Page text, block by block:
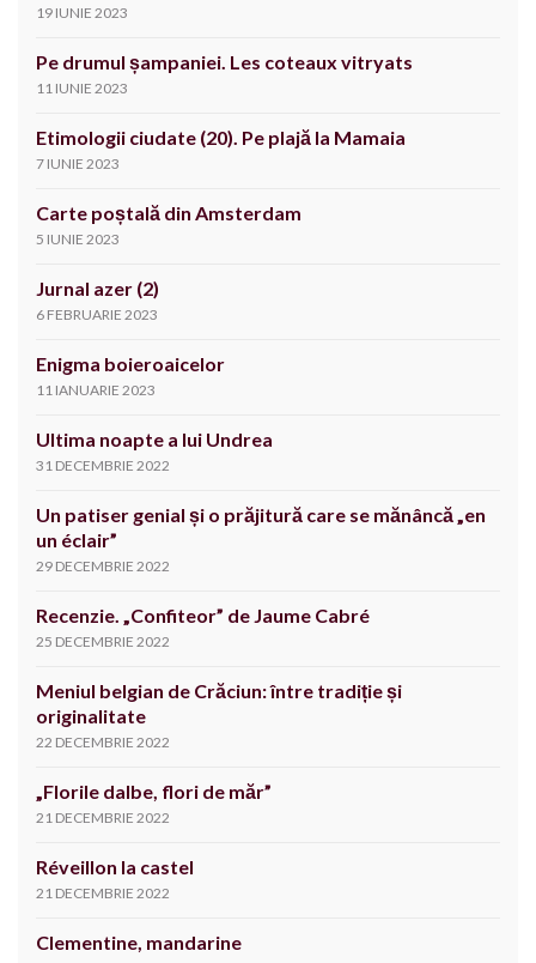
19 IUNIE 2023
Pe drumul șampaniei. Les coteaux vitryats
11 IUNIE 2023
Etimologii ciudate (20). Pe plajă la Mamaia
7 IUNIE 2023
Carte poștală din Amsterdam
5 IUNIE 2023
Jurnal azer (2)
6 FEBRUARIE 2023
Enigma boieroaicelor
11 IANUARIE 2023
Ultima noapte a lui Undrea
31 DECEMBRIE 2022
Un patiser genial și o prăjitură care se mănâncă „en
un éclair”
29 DECEMBRIE 2022
Recenzie. „Confiteor” de Jaume Cabré
25 DECEMBRIE 2022
Meniul belgian de Crăciun: între tradiție și
originalitate
22 DECEMBRIE 2022
„Florile dalbe, flori de măr”
21 DECEMBRIE 2022
Réveillon la castel
21 DECEMBRIE 2022
Clementine, mandarine